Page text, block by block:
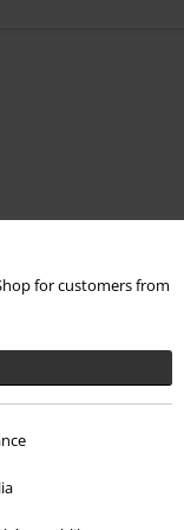
for customers from
rabat